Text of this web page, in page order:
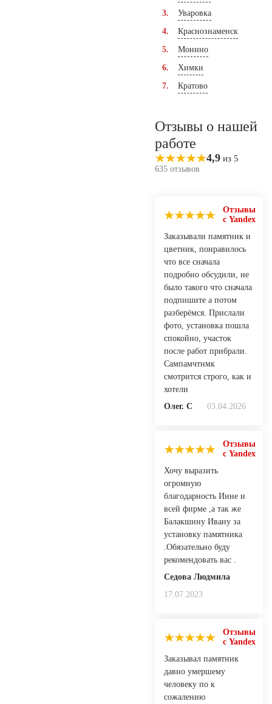
Уваровка
Краснознаменск
Монино
Химки
Кратово
Отзывы о нашей
работе
4,9 из 5
635 отзывов
Отзывы
с Yandex
Заказывали памятник и
цветник, понравилось
что все сначала
подробно обсудили, не
было такого что сначала
подпишите а потом
разберёмся. Прислали
фото, установка пошла
спокойно, участок
после работ прибрали.
Сампамчтнмк
смотрится строго, как и
хотели
Олег. С
03.04.2026
Отзывы
с Yandex
Хочу выразить
огромную
благодарность Инне и
всей фирме ,а так же
Балакшину Ивану за
установку памятника
.Обязательно буду
рекомендовать вас .
Седова Людмила
17.07.2023
Отзывы
с Yandex
Заказывал памятник
давно умершему
человеку по к
сожалению